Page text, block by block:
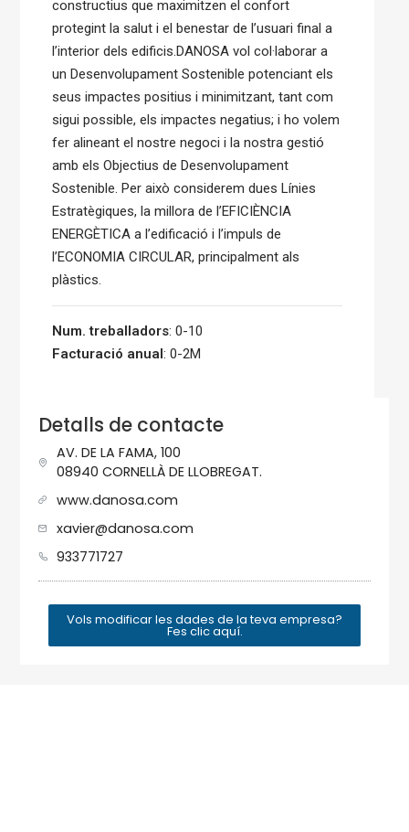
constructius que maximitzen el confort
protegint la salut i el benestar de l’usuari final a
l’interior dels edificis.DANOSA vol col·laborar a
un Desenvolupament Sostenible potenciant els
seus impactes positius i minimitzant, tant com
sigui possible, els impactes negatius; i ho volem
fer alineant el nostre negoci i la nostra gestió
amb els Objectius de Desenvolupament
Sostenible. Per això considerem dues Línies
Estratègiques, la millora de l’EFICIÈNCIA
ENERGÈTICA a l’edificació i l’impuls de
l’ECONOMIA CIRCULAR, principalment als
plàstics.
Num. treballadors: 0-10
Facturació anual: 0-2M
Detalls de contacte
AV. DE LA FAMA, 100
08940 CORNELLÀ DE LLOBREGAT.
www.danosa.com
xavier@danosa.com
933771727
Vols modificar les dades de la teva empresa?
Fes clic aquí.